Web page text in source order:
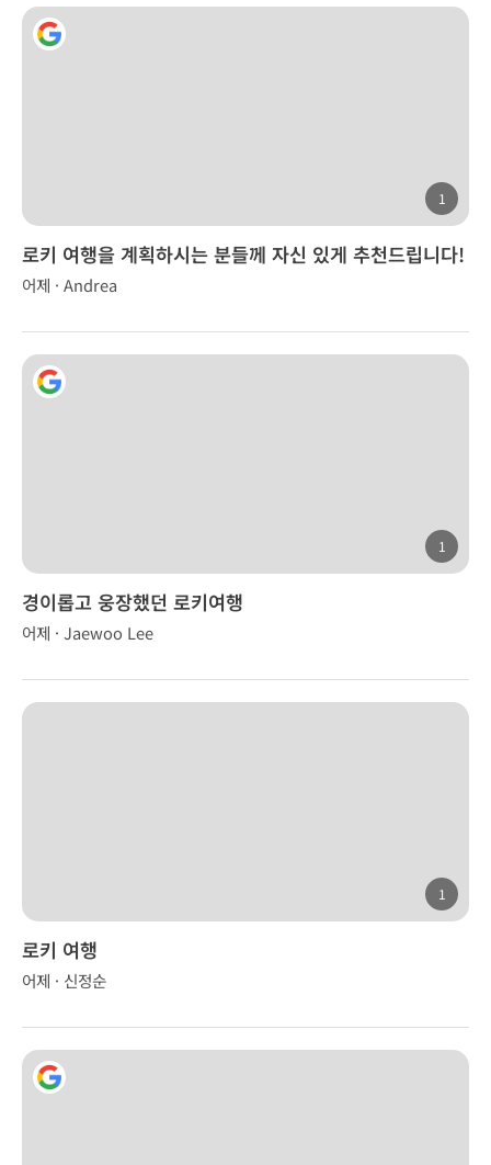
1
로키 여행을 계획하시는 분들께 자신 있게 추천드립니다!
어제 · Andrea
1
경이롭고 웅장했던 로키여행
어제 · Jaewoo Lee
1
로키 여행
어제 · 신정순